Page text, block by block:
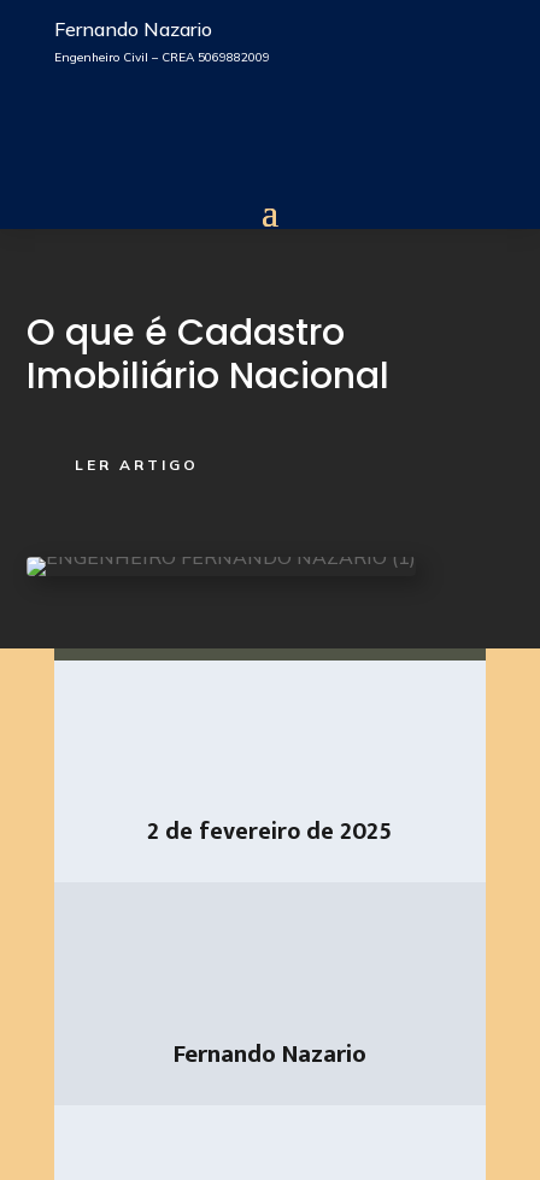
Fernando Nazario
Engenheiro Civil – CREA 5069882009
O que é Cadastro
Imobiliário Nacional
LER ARTIGO
2 de fevereiro de 2025
Fernando Nazario